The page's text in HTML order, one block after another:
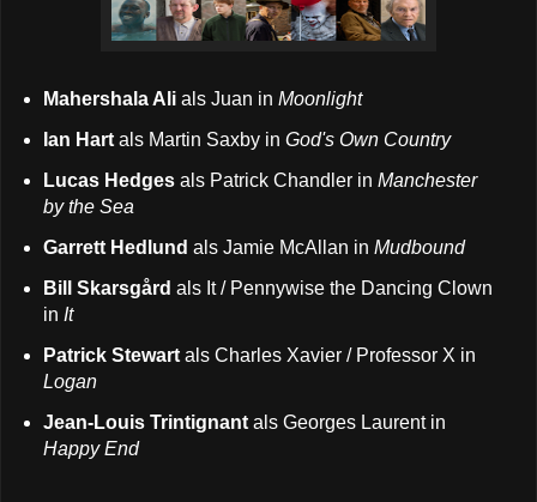
Mahershala Ali als Juan in Moonlight
Ian Hart als Martin Saxby in God's Own Country
Lucas Hedges als Patrick Chandler in Manchester
by the Sea
Garrett Hedlund als Jamie McAllan in Mudbound
Bill Skarsgård als It / Pennywise the Dancing Clown
in It
Patrick Stewart als Charles Xavier / Professor X in
Logan
Jean-Louis Trintignant als Georges Laurent in
Happy End